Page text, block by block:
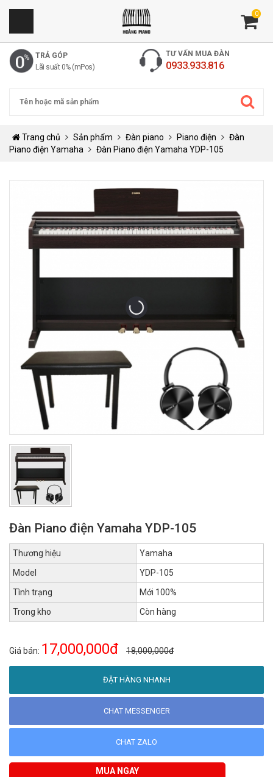
0
TRẢ GÓP
Lãi suất 0% (mPos)
TƯ VẤN MUA ĐÀN
0933.933.816
Trang chủ Sản phẩm Đàn piano Piano điện
Đàn
Piano điện Yamaha
Đàn Piano điện Yamaha YDP-105
Đàn Piano điện Yamaha YDP-105
Thương hiệu
Yamaha
Model
YDP-105
Tình trạng
Mới 100%
Trong kho
Còn hàng
Giá bán: 17,000,000đ 18,000,000đ
ĐẶT HÀNG NHANH
CHAT MESSENGER
CHAT ZALO
MUA NGAY